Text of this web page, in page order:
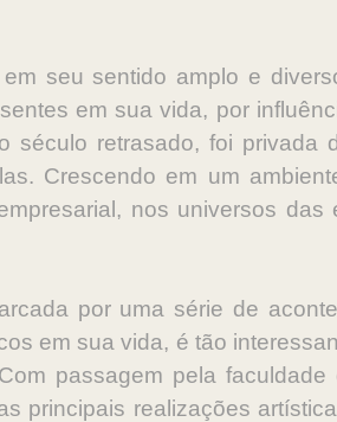
seu sentido amplo e
em sua vida, por
século retrasado, foi privada
Crescendo em um
nos universos
por uma série de
em sua vida, é tão
passagem pela
principais realizações